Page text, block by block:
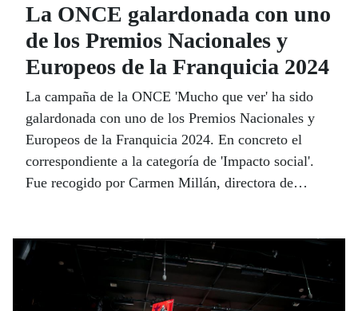
La ONCE galardonada con uno
de los Premios Nacionales y
Europeos de la Franquicia 2024
La campaña de la ONCE 'Mucho que ver' ha sido
galardonada con uno de los Premios Nacionales y
Europeos de la Franquicia 2024. En concreto el
correspondiente a la categoría de 'Impacto social'.
Fue recogido por Carmen Millán, directora de
de Voluntariado de la ONCE en Madrid.